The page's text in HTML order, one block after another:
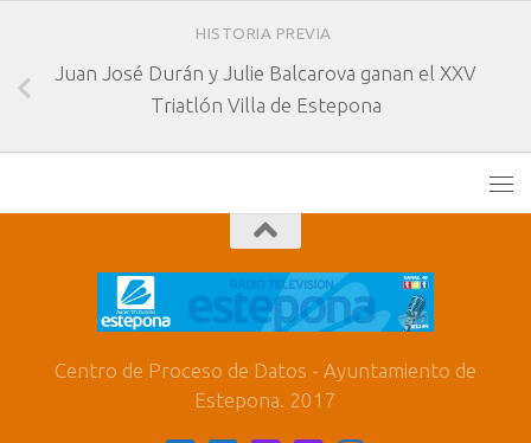
HISTORIA PREVIA
Juan José Durán y Julie Balcarova ganan el XXV
Triatlón Villa de Estepona
Centro de Proceso de Datos - Ayuntamiento de
Estepona. 2017